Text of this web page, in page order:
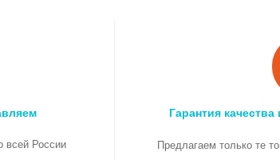
всей России
Гарантия
Предлагаем только те